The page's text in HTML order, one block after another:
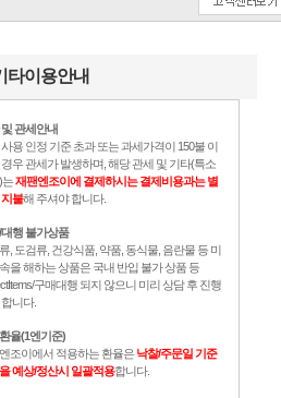
타이용안내
및 관세안내
용 인정 기준 초과 또는 과세가격이 150불 이
우 관세가 발생하며, 해당 관세 및 기타(특소
는재팬엔조이에 결제하시는 결제비용과는 별
지불해 주셔야 합니다.
대행 불가상품
, 도검류, 건강식품, 약품, 동식물, 음란물 등 미
을 해하는 상품은 국내 반입 불가 상품 등
구매대행 되지 않으니 미리 상담 후 진행
니다.
율(1엔기준)
조이에서 적용하는 환율은 낙찰/주문일 기준
예상/정산시 일괄적용합니다.